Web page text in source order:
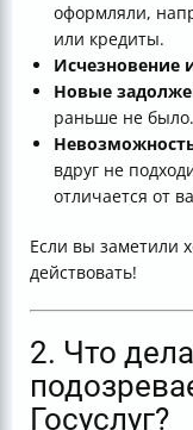
оформляли,
или кредиты.
Исчезновение
Новые
раньше не было.
вдруг не
отличается от
Если вы заметили
действовать!
2. Что
Госуслуг?